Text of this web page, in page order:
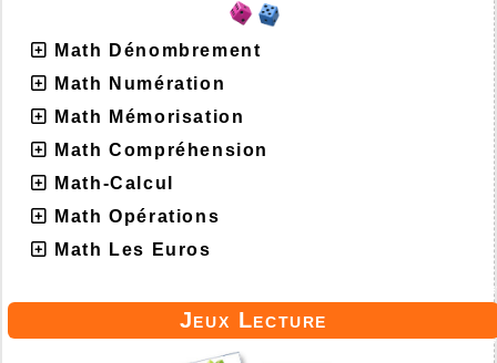
Math Dénombrement
Math Numération
Math Mémorisation
Math Compréhension
Math-Calcul
Math Opérations
Math Les Euros
Jeux Lecture